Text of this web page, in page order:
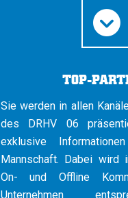
TOP-
Sie werden in allen
des DRHV 06
exklusive
Mannschaft. Dabei wird
On- und Offline
Unternehmen